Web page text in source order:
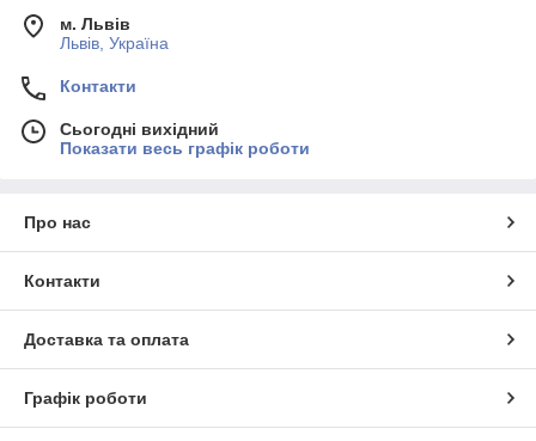
м. Львів
Львів, Україна
Контакти
Сьогодні вихідний
Показати весь графік роботи
Про нас
Контакти
Доставка та оплата
Графік роботи